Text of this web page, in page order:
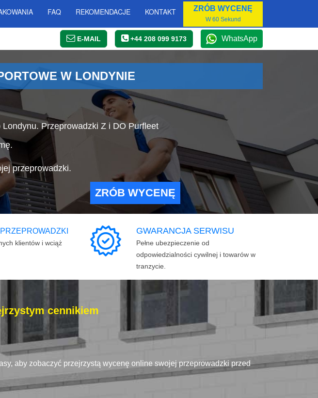
FAQ REKOMENDACJE KONTAKT ZRÓB WYCENĘ
W 60 Sekund
E-MAIL +44 208 099 9173 WhatsApp
W LONDYNIE
Przeprowadzki Z i DO Purfleet
przeprowadzki.
ZRÓB WYCENĘ
klientów i wciąż
GWARANCJA SERWISU
Pełne ubezpieczenie od
odpowiedzialności cywilnej i towarów w
tranzycie.
cennikiem
aby zobaczyć przejrzystą wycenę online swojej przeprowadzki przed